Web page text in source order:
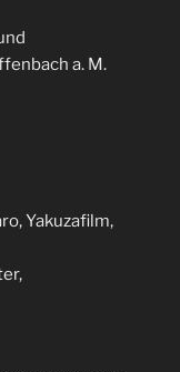
a. M.
Yakuzafilm,